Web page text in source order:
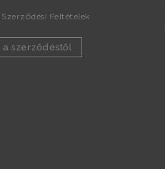
Feltételek
a szerződéstől